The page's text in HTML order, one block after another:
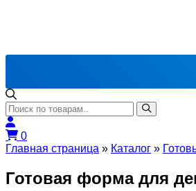
0
Главная страница » Каталог »
Готовая форма для